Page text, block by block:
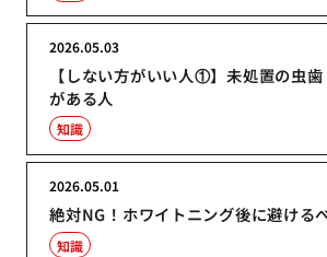
【しない方がいい人①】未処置の虫
がある人
2026.05.03
知識
絶対NG！ホワイトニング後に避ける
2026.05.01
知識